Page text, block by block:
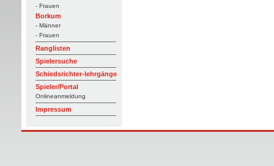
- Frauen
Borkum
- Männer
- Frauen
Ranglisten
Spielersuche
Schiedsrichter-lehrgänge
Spieler/Portal
Onlineanmeldung
Impressum